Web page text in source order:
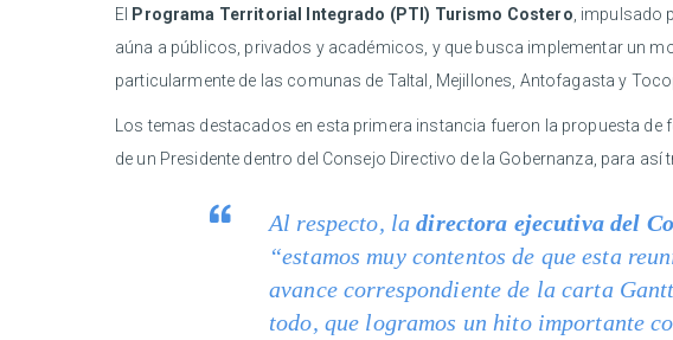
El Programa Territorial Integrado (PTI) Turismo Costero ,
aúna a públicos, privados y académicos, y que busca implementar un
particularmente de las comunas de Taltal, Mejillones, Antofagasta y
Los temas destacados en esta primera instancia fueron la propuesta
de un Presidente dentro del Consejo Directivo de la Gobernanza, para
Al respecto, ladirectora ejecutiva del
“estamos muy contentos de que esta
avance correspondiente de la carta
todo, que logramos un hito importante